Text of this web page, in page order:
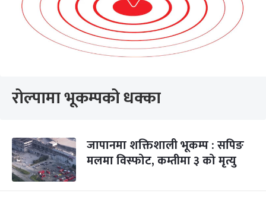
रोल्पामा भूकम्पको धक्का
जापानमा शक्तिशाली भूकम्प : सपिङ
मलमा विस्फोट, कम्तीमा ३ को मृत्यु